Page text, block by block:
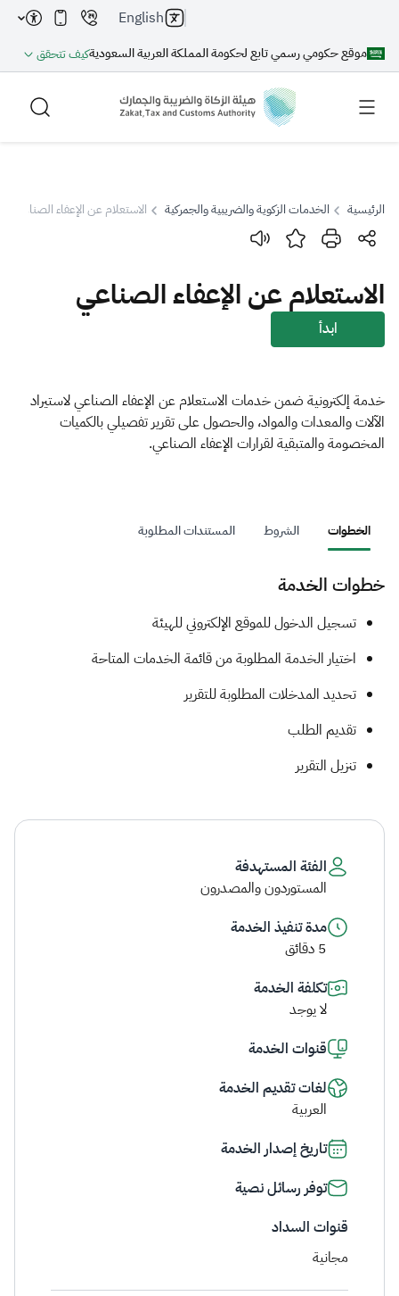
موقع حكومي رسمي تابع لحكومة المملكة العربية السعوديةكيف تتحقق
English
بحث
بحث بحث AI
الزكاة الجمارك
ضريبة القيمة المضافة
الإقرار الضريبي
التصرفات العقارية
الرئيسية الخدمات الزكوية والضريبية والجمركية الاستعلام عن الإعفاء الصناعي
الاستعلام عن الإعفاء الصناعي
ابدأ
خدمة إلكترونية ضمن خدمات الاستعلام عن الإعفاء الصناعي لاستيراد
الآلات والمعدات والمواد، والحصول على تقرير تفصيلي بالكميات
المخصومة والمتبقية لقرارات الإعفاء الصناعي.
الخطوات الشروط المستندات المطلوبة
خطوات الخدمة
​​​​​​​تسجيل الدخول للموقع الإلكتروني للهيئة
اختيار الخدمة المطلوبة من قائمة الخدمات المتاحة
تحديد المدخلات المطلوبة للتقرير
تقديم الطلب
تنزيل التقرير​​​
الفئة المستهدفة
المستوردون والمصدرون
مدة تنفيذ الخدمة
5 دقائق
تكلفة الخدمة
لا يوجد
قنوات الخدمة
لغات تقديم الخدمة
العربية
تاريخ إصدار الخدمة
توفر رسائل نصية
قنوات السداد
مجانية